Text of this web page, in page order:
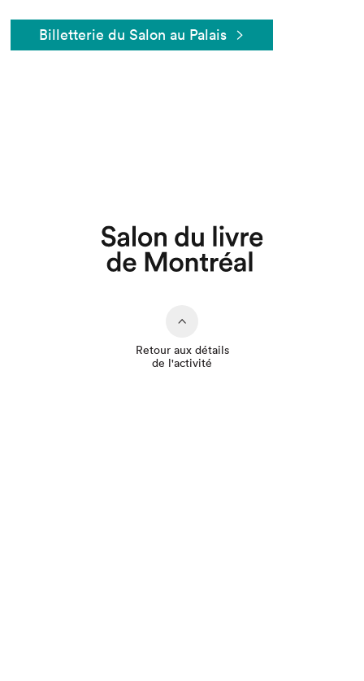
Billetterie du Salon au Palais
Retour aux détails
de l'activité